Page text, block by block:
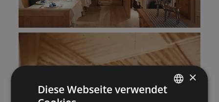
×
Diese Webseite verwendet